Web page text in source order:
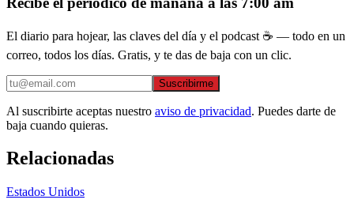
El diario para hojear, las claves del día y el podcast ☕ — todo en un
correo, todos los días. Gratis, y te das de baja con un clic.
Suscribirme
Al suscribirte aceptas nuestro aviso de privacidad. Puedes darte de
baja cuando quieras.
Relacionadas
Estados Unidos